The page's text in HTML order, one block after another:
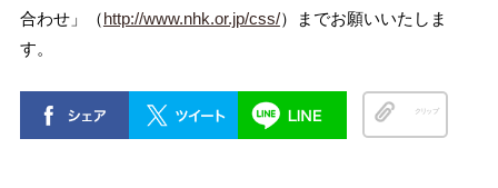
合わせ」（http://www.nhk.or.jp/css/）までお願いいたしま
す。
クリップ